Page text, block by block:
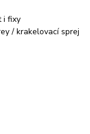
i fixy
/ krakelovací sprej